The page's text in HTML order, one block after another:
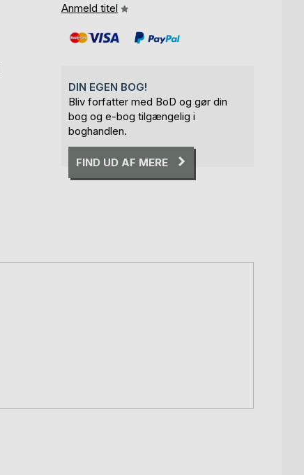
Anmeld titel
DIN EGEN BOG!
Bliv forfatter med BoD og gør din
bog og e-bog tilgængelig i
boghandlen.
FIND UD AF MERE